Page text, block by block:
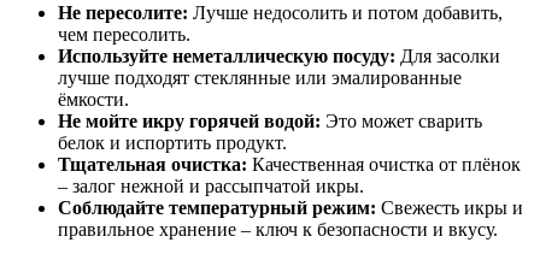
Не пересолите: Лучше недосолить и потом добавить,
чем пересолить.
Используйте неметаллическую посуду: Для засолки
лучше подходят стеклянные или эмалированные
ёмкости.
Не мойте икру горячей водой: Это может сварить
белок и испортить продукт.
Тщательная очистка: Качественная очистка от плёнок
– залог нежной и рассыпчатой икры.
Соблюдайте температурный режим: Свежесть икры и
правильное хранение – ключ к безопасности и вкусу.